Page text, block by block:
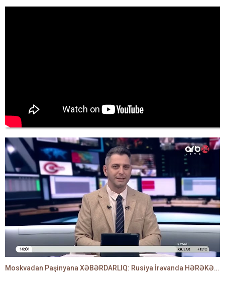
Moskvadan Paşinyana XƏBƏRDARLIQ: Rusiya İrəvanda HƏRƏKƏTƏ KEÇDİ - TAMİLLA QULAMİ danışır